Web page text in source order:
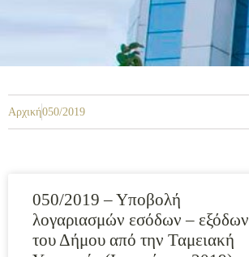
Αρχική050/2019
050/2019 – Υποβολή
λογαριασμών εσόδων – εξόδων
του Δήμου από την Ταμειακή